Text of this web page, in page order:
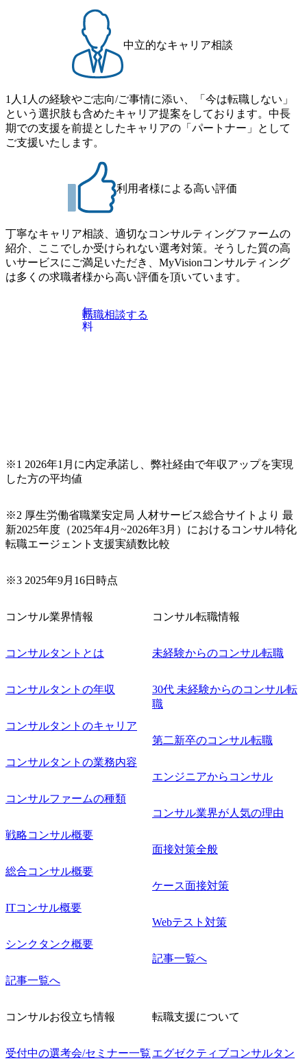
流工程、先端技術を学べる環境 【コンサルファーム経験
者】 ・専門領域に軸足を置きながら、他領域にもチャレン
ジできる環境 ・タイトルアップでのオファー ・現職ファー
ムより高いオファー年収 ・実力主義でプロモーションでき
る（ダブルスキップもあり） ・週に1度のアサインｍｔｇで
果、なりたいキャリアを反映できるｐｊにアサインしても
らえる ・シンプレクスというテクノロジーに強い部隊がい
るため、エンジニアの視点からも協業しクライアントへ価
値提供できる ・デリバリー中心の案件もあればセールス中
心の案件もあり、個々の裁量や得意領域に合わせた売り上
げの立て方を選べる ここ1年で社員数60名⇒100名超、売上
今期18億円⇒来期30億円（いずれも約170％アップ）と急成
長中のファームである また、成長中ファームのため優秀な
上司の近くで働けるチャンスも多い(ボストン・コンサルテ
ィング・グループ出身者等 (https://www.xspear.co.jp/member/ta
keto_kajita/)） 多様なメンバー、多様なプロジェクトによる
自己成長機会が多く、新たなチャレンジが可能 100名規模に
も関わらず、外資系戦略コンサルティングファームや総合
り、常に刺激を受けながらプロジェクトワークが可能 総合
コンサルティングファームの名の通り、全方位のクライア
サルティングファームの立ち上げフェーズに関わることが
できる 豊富な経験を持つコンサル経験者の場合は、自らチ
ーションの開発 など) シンプレクスの顧客基盤、エンジニ
アケイパビリティを活かた確度の高い事業立ち上げが経験
できる 2026年8月21日(金) 19:30〜21:30 (19:20開場) 2026年8
く可能性がございます。 このたび、ファーム経験者の方を
できる機会ですので、ぜひご参加ください。 当日はXspear
名参加する予定です！ ●費用 : 無料 虎ノ門ヒルズ付近 ※詳
している方
度など】 独身寮：富山事業所の近くに、白風寮と青風寮の2
つの寮があり、以下の入居基準を満たす方が入居可能で
す。 ＜入居基準＞ ・満33歳までの独身者 ・自宅から勤務地
までの通勤総時間が2時間を超えること 住宅手当： 本社の
近くには独身寮や社宅等が無いため、条件を満たす方には
住宅手当を支給します。 また、独身寮は男性のみの入居と
なるため、入居基準を満たす女性には住宅手当を支給しま
す。 住宅手当は、一般賃貸物件を従業員が契約し、規程で
定める金額を会社が支払います。 その他： 採用時や転勤等
による引っ越し費用は、会社が負担します。 2026年8月18日
(火) 19:00～20:00 2026年8月13日(木) 16:00 応募をご検討され
ている方を対象に、会社説明会を実施予定です。 ● 求人名
・【富山】半導体製造装置の生産エンジニア(製造・生産工
程の管理業務) ※主任候補・リーダークラス ・【砺波】半
導体製造装置の生産エンジニア(製造・生産工程の管理業務)
※顔出しは不要です。ご質問頂く際のみ、顔出ししていた
だければと存じます。
中立的なキャリア相談
1人1人の経験やご志向/ご事情に添い、「今は転職しない」
という選択肢も含めたキャリア提案をしております。中長
期での支援を前提としたキャリアの「パートナー」として
ご支援いたします。
利用者様による高い評価
丁寧なキャリア相談、適切なコンサルティングファームの
紹介、ここでしか受けられない選考対策。そうした質の高
いサービスにご満足いただき、MyVisionコンサルティング
は多くの求職者様から高い評価を頂いています。
無
料
転職相談する
※1 2026年1月に内定承諾し、弊社経由で年収アップを実現
した方の平均値
※2 厚生労働省職業安定局 人材サービス総合サイトより 最
新2025年度（2025年4月~2026年3月）におけるコンサル特化
転職エージェント支援実績数比較
※3 2025年9月16日時点
コンサル業界情報
コンサルタントとは
コンサルタントの年収
コンサルタントのキャリア
コンサルタントの業務内容
コンサルファームの種類
戦略コンサル概要
総合コンサル概要
ITコンサル概要
シンクタンク概要
記事一覧へ
コンサル転職情報
未経験からのコンサル転職
30代 未経験からのコンサル転
職
第二新卒のコンサル転職
エンジニアからコンサル
コンサル業界が人気の理由
面接対策全般
ケース面接対策
Webテスト対策
記事一覧へ
コンサルお役立ち情報
受付中の選考会/セミナー一覧
転職支援について
エグゼクティブコンサルタン